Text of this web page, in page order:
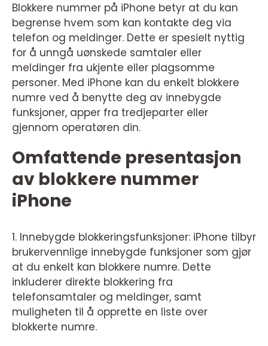
Blokkere nummer på iPhone betyr at du kan
begrense hvem som kan kontakte deg via
telefon og meldinger. Dette er spesielt nyttig
for å unngå uønskede samtaler eller
meldinger fra ukjente eller plagsomme
personer. Med iPhone kan du enkelt blokkere
numre ved å benytte deg av innebygde
funksjoner, apper fra tredjeparter eller
gjennom operatøren din.
Omfattende presentasjon
av blokkere nummer
iPhone
1. Innebygde blokkeringsfunksjoner: iPhone tilbyr
brukervennlige innebygde funksjoner som gjør
at du enkelt kan blokkere numre. Dette
inkluderer direkte blokkering fra
telefonsamtaler og meldinger, samt
muligheten til å opprette en liste over
blokkerte numre.